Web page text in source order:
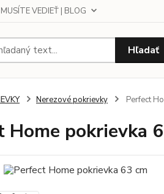
VEDIEŤ | BLOG
Hľadať
Nerezové pokrievky Perfect
Home pokrievka